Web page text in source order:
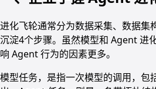
进化飞轮通常分为数据采集、数据集
沉淀4个步骤。虽然模型和 Agent 进
响 Agent 行为的因素更多。
模型任务，是指一次模型的调用，包